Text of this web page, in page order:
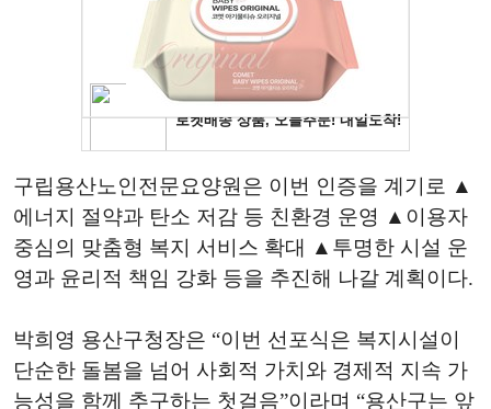
구립용산노인전문요양원은 이번 인증을 계기로 ▲
에너지 절약과 탄소 저감 등 친환경 운영 ▲이용자
중심의 맞춤형 복지 서비스 확대 ▲투명한 시설 운
영과 윤리적 책임 강화 등을 추진해 나갈 계획이다.
박희영 용산구청장은 “이번 선포식은 복지시설이
단순한 돌봄을 넘어 사회적 가치와 경제적 지속 가
능성을 함께 추구하는 첫걸음”이라며 “용산구는 앞